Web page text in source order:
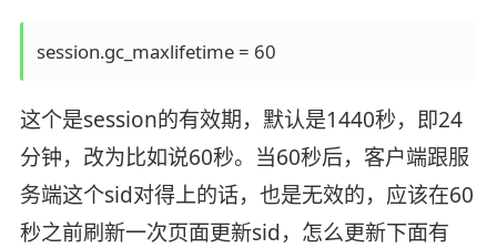
这个是session的有效期，默认是1440秒，即24
分钟，改为比如说60秒。当60秒后，客户端跟服
务端这个sid对得上的话，也是无效的，应该在60
秒之前刷新一次页面更新sid，怎么更新下面有